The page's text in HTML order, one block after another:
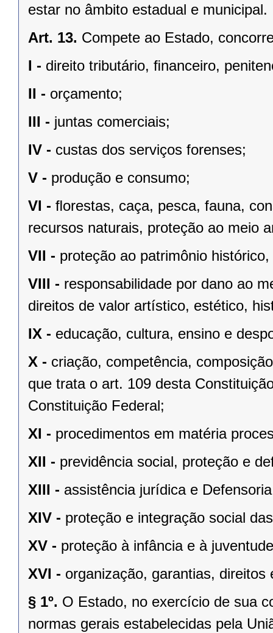
estar no âmbito estadual e municipal.
Art. 13. Compete ao Estado,
I - direito tributário, ﬁnanceiro,
II - orçamento;
III - juntas comerciais;
IV - custas dos serviços forenses;
V - produção e consumo;
VI - ﬂorestas, caça, pesca, fauna,
recursos naturais, proteção ao meio
VII - proteção ao patrimônio
VIII - responsabilidade por dano ao
direitos de valor artístico, estético,
IX - educação, cultura, ensino e
X - criação, competência,
que trata o art. 109 desta
Constituição Federal;
XI - procedimentos em matéria
XII - previdência social, proteção e
XIII - assistência jurídica e
XIV - proteção e integração social
XV - proteção à infância e à
XVI - organização, garantias,
§ 1º. O Estado, no exercício de sua
normas gerais estabelecidas pela